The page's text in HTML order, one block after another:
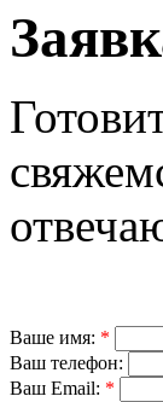
Ваше имя: *
Ваш телефон:
Ваш Email: *